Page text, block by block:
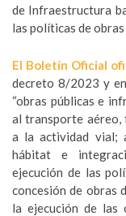
de Infraestructura
las políticas de
El Boletín Oficial
decreto 8/2023 y
“obras públicas e
al transporte
a la actividad vial;
hábitat e
ejecución de las
concesión de obras
la ejecución de las